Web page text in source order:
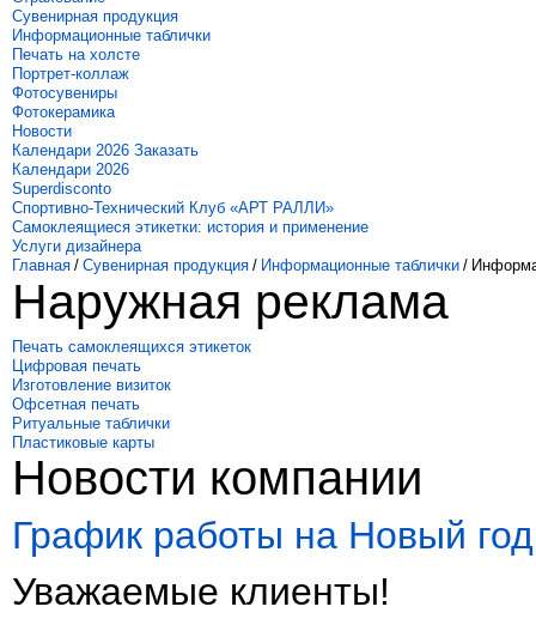
Сувенирная продукция
Информационные таблички
Печать на холсте
Портрет-коллаж
Фотосувениры
Фотокерамика
Новости
Календари 2026 Заказать
Календари 2026
Superdisconto
Спортивно-Технический Клуб «АРТ РАЛЛИ»
Самоклеящиеся этикетки: история и применение
Услуги дизайнера
Главная / Сувенирная продукция / Информационные таблички /
Наружная реклама
Печать самоклеящихся этикеток
Цифровая печать
Изготовление визиток
Офсетная печать
Ритуальные таблички
Пластиковые карты
Новости компании
График работы на Новый
Уважаемые клиенты!